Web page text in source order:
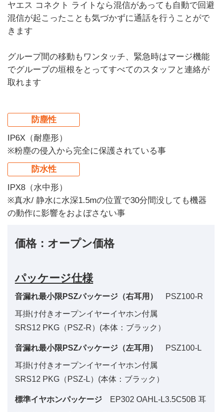
ヤエス コネクト ライトなら混信があっても自動で回避
混信が起こったことも気づかずに通話を行うことがで
きます
グループ間の移動もワンタッチ、緊急時はマージ機能
でグループの垣根をとってすべてのスタッフと連絡が
取れます
防塵性
IP6X（耐塵形）
※粉塵の侵入から完全に保護されている事
防水性
IPX8（水中形）
※真水/ 静水に水深1.5mの位置で30分間没しても機器
の動作に影響をおよぼさない事
価格：オープン価格
パッケージ仕様
音漏れ最小限PSZパッケージ（右耳用） PSZ100-R
耳掛け付きオープンイヤーイヤホン付属
SRS12 PKG（PSZ-R）(本体：ブラック）
音漏れ最小限PSZパッケージ（左耳用） PSZ100-L
耳掛け付きオープンイヤーイヤホン付属
SRS12 PKG（PSZ-L）(本体：ブラック）
標準イヤホンパッケージ EP302 OAHL-L3.5C50B 耳